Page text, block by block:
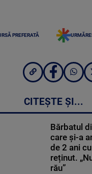
PREFERATĂ
CITEȘTE ȘI...
Bărbatul
care și-a
de 2 ani
reținut.
rău”